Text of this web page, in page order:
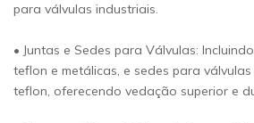
para válvulas industriais.
• Juntas e Sedes para Válvulas:
teflon e metálicas, e sedes para válvulas
teflon, oferecendo vedação superior e